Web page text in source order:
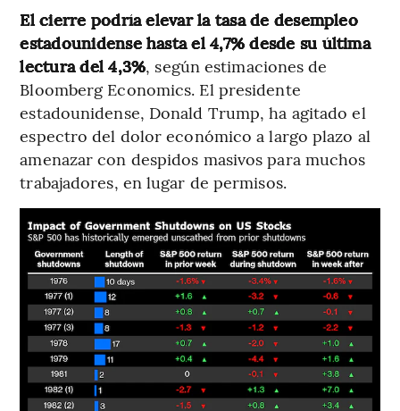
El cierre podría elevar la tasa de desempleo
estadounidense hasta el 4,7% desde su última
lectura del 4,3%, según estimaciones de
Bloomberg Economics. El presidente
estadounidense, Donald Trump, ha agitado el
espectro del dolor económico a largo plazo al
amenazar con despidos masivos para muchos
trabajadores, en lugar de permisos.